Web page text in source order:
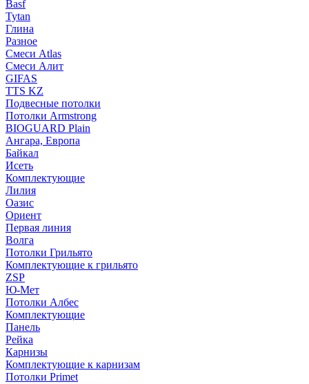
Basf
Tytan
Глина
Разное
Смеси Atlas
Смеси Алит
GIFAS
TTS KZ
Подвесные потолки
Потолки Armstrong
BIOGUARD Plain
Ангара, Европа
Байкал
Исеть
Комплектующие
Лилия
Оазис
Ориент
Первая линия
Волга
Потолки Грильято
Комплектующие к грильято
ZSP
Ю-Мет
Потолки Албес
Комплектующие
Панель
Рейка
Карнизы
Комплектующие к карнизам
Потолки Primet